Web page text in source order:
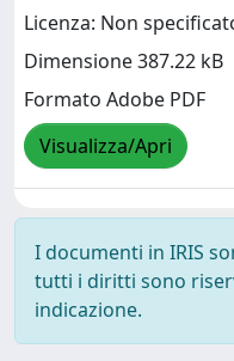
Licenza: Non
Dimensione 387.22 kB
Formato Adobe PDF
Visualizza/Apri
I documenti in IRIS
tutti i diritti sono
indicazione.